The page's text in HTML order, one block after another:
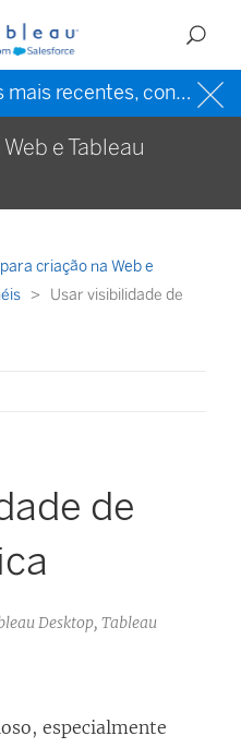
Para obter as informações mais recentes, consulte a
e Tableau
criação na Web e
Usar visibilidade de
de
Desktop, Tableau
especialmente